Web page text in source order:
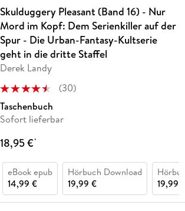
Skulduggery Pleasant (Band 16) - Nur
Mord im Kopf: Dem Serienkiller auf der
Spur - Die Urban-Fantasy-Kultserie
geht in die dritte Staffel
Derek Landy
(30)
Taschenbuch
Sofort lieferbar
18,95 €*
eBook epub
14,99 €
Hörbuch Download
19,99 €
19,99